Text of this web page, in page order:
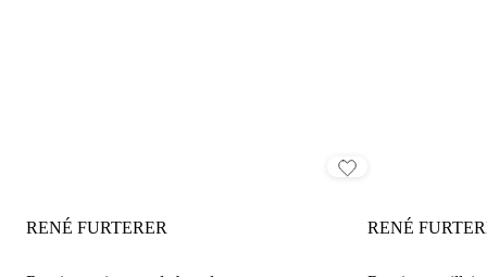
RENÉ FURTERER RENÉ